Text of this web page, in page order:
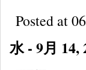
Posted at
水 - 9月 14,